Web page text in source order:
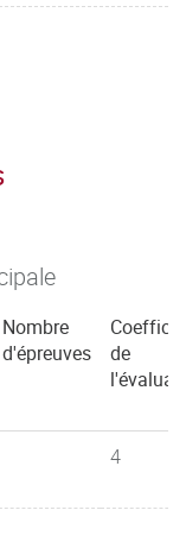
Nombre
d'épreuves
de
4